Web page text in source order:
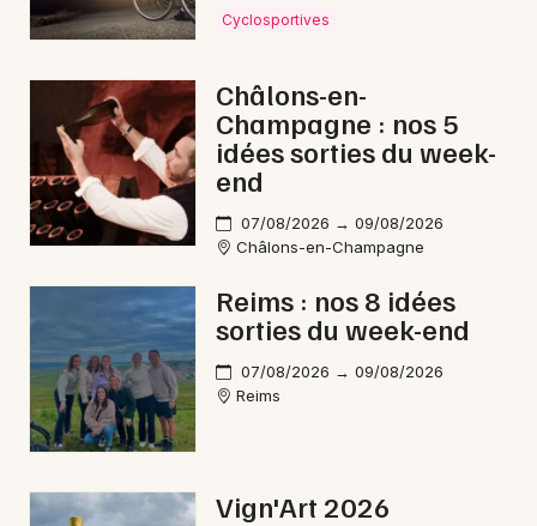
Marche gourmande dans le Grand Est
Newsletter des sorties
Artistes en tournée
Actus à Châlons-en-Champagne
Magazine à Châlons-en-Champagne
Cyclosportives
Châlons-en-
Champagne : nos 5
idées sorties du week-
end
07/08/2026 → 09/08/2026
Châlons-en-Champagne
Reims : nos 8 idées
sorties du week-end
07/08/2026 → 09/08/2026
Reims
Vign'Art 2026